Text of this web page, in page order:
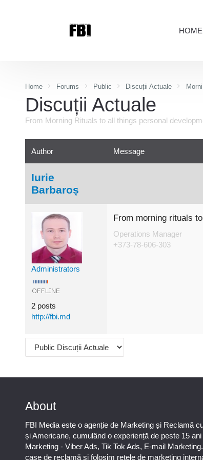
HOME
Home Forums Public Discuții Actuale
Discuții Actuale
From Morning Rituals to all things personal
Author Message
Iurie
Barbaroș
Administrators
2 posts
http://fbi.md
From morning rituals
Operations Manager
+373-78-606-303
About
FBI Media este o agenție de Marketing și Reclamă
și Americane, cumulând o experiență de peste 15
Marketing - Viber Ads, Tik Tok Ads, E-mail
case de reclamă și folosim rețele de marketing